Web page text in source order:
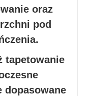
oraz
pod
tapetowanie
dopasowane